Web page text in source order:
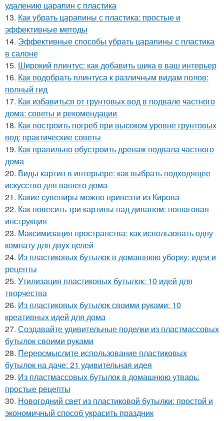
удалению царапин с пластика
13. Как убрать царапины с пластика: простые и
эффективные методы
14. Эффективные способы убрать царапины с пластика
в салоне
15. Широкий плинтус: как добавить шика в ваш интерьер
16. Как подобрать плинтуса к различным видам полов:
полный гид
17. Как избавиться от грунтовых вод в подвале частного
дома: советы и рекомендации
18. Как построить погреб при высоком уровне грунтовых
вод: практические советы
19. Как правильно обустроить дренаж подвала частного
дома
20. Виды картин в интерьере: как выбрать подходящее
искусство для вашего дома
21. Какие сувениры можно привезти из Кирова
22. Как повесить три картины над диваном: пошаговая
инструкция
23. Максимизация пространства: как использовать одну
комнату для двух целей
24. Из пластиковых бутылок в домашнюю уборку: идеи и
рецепты
25. Утилизация пластиковых бутылок: 10 идей для
творчества
26. Из пластиковых бутылок своими руками: 10
креативных идей для дома
27. Создавайте удивительные поделки из пластмассовых
бутылок своими руками
28. Переосмыслите использование пластиковых
бутылок на даче: 21 удивительная идея
29. Из пластмассовых бутылок в домашнюю утварь:
простые рецепты
30. Новогодний свет из пластиковой бутылки: простой и
экономичный способ украсить праздник